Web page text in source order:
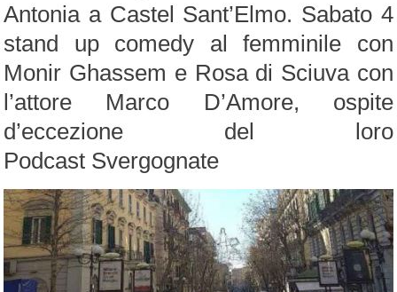
Antonia a Castel Sant’Elmo. Sabato 4
stand up comedy al femminile con
Monir Ghassem e Rosa di Sciuva con
l’attore Marco D’Amore, ospite
d’eccezione del loro
Podcast Svergognate